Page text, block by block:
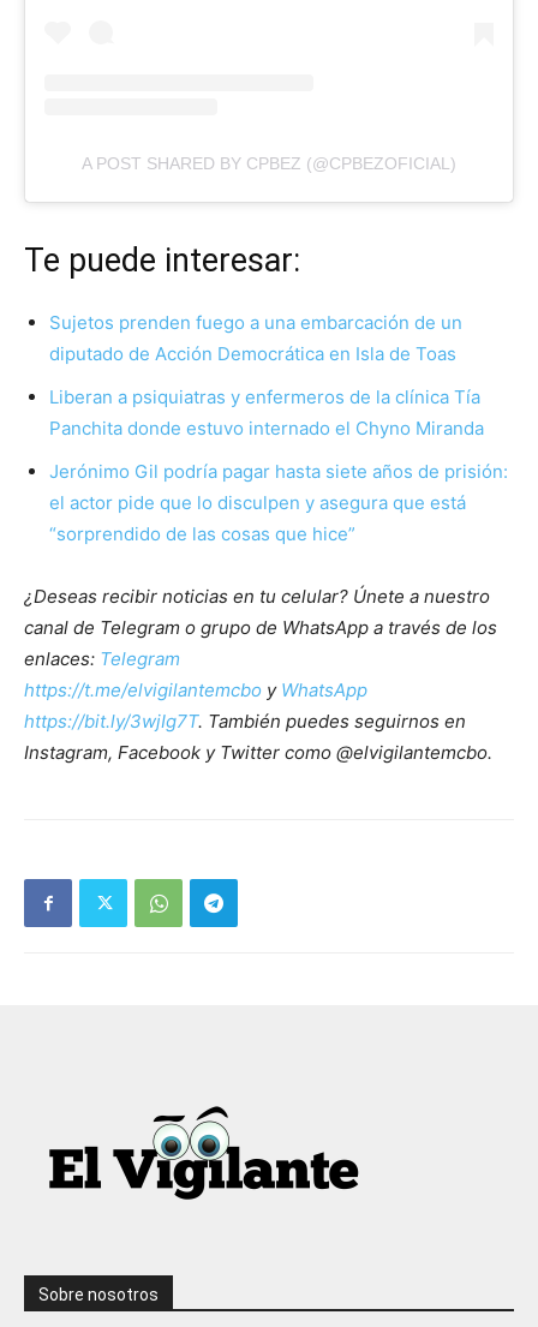
A POST SHARED BY CPBEZ (@CPBEZOFICIAL)
Te puede interesar:
Sujetos prenden fuego a una embarcación de un
diputado de Acción Democrática en Isla de Toas
Liberan a psiquiatras y enfermeros de la clínica Tía
Panchita donde estuvo internado el Chyno Miranda
Jerónimo Gil podría pagar hasta siete años de prisión:
el actor pide que lo disculpen y asegura que está
“sorprendido de las cosas que hice”
¿Deseas recibir noticias en tu celular? Únete a nuestro
canal de Telegram o grupo de WhatsApp a través de los
enlaces: Telegram
https://t.me/elvigilantemcbo y WhatsApp
https://bit.ly/3wjIg7T. También puedes seguirnos en
Instagram, Facebook y Twitter como @elvigilantemcbo.
Sobre nosotros